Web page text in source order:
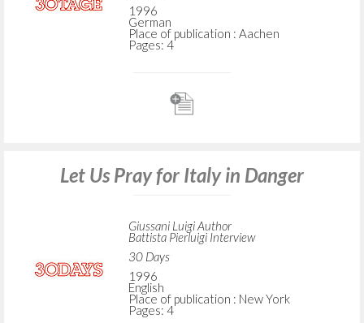
1996
German
Place of publication : Aachen
Pages: 4
Let Us Pray for Italy in Danger
Giussani Luigi Author
Battista Pierluigi Interview
30 Days
1996
English
Place of publication : New York
Pages: 4